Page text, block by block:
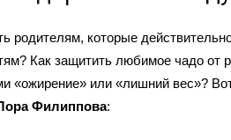
родителям, которые
Как защитить любимое чадо от
«ожирение» или «лишний вес»?
Филиппова: